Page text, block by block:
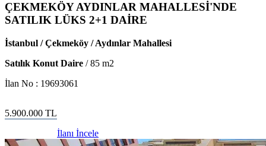
ÇEKMEKÖY AYDINLAR MAHALLESİ'NDE
SATILIK LÜKS 2+1 DAİRE
İstanbul / Çekmeköy / Aydınlar Mahallesi
Satılık Konut Daire /85 m2
İlan No : 19693061
5.900.000 TL
İlanı İncele